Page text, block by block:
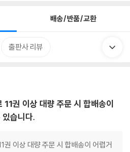
배송/반품/교환
출판사 리뷰
권 이상 대량 주문 시 합배송이
습니다.
권 이상 대량 주문 시 합배송이 어렵거